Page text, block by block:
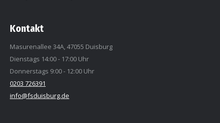
Kontakt
Masurenallee 34A, 47055 Duisburg
Dienstags 14:00 - 17:00 Uhr
Donnerstags 9:00 - 12:00 Uhr
0203 726391
info@fsduisburg.de